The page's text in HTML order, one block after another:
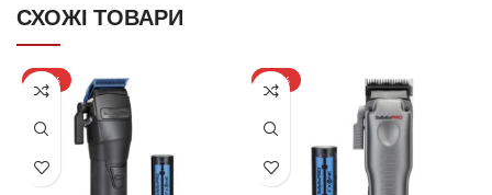
СХОЖІ ТОВАРИ
-13% -16%